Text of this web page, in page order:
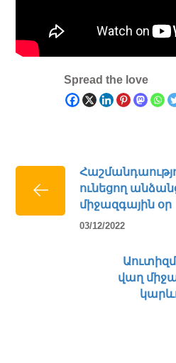
Spread the love
ունեցող
միջազգային օր
03/12/2022
վաղ